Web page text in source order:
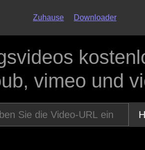
Zuhause Downloader
vimeo und